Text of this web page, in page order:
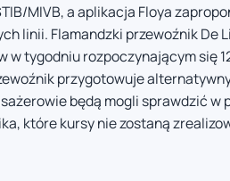
MIVB, a aplikacja Floya
linii. Flamandzki przewoźnik
w tygodniu rozpoczynającym się
przygotowuje
będą mogli sprawdzić
które kursy nie zostaną